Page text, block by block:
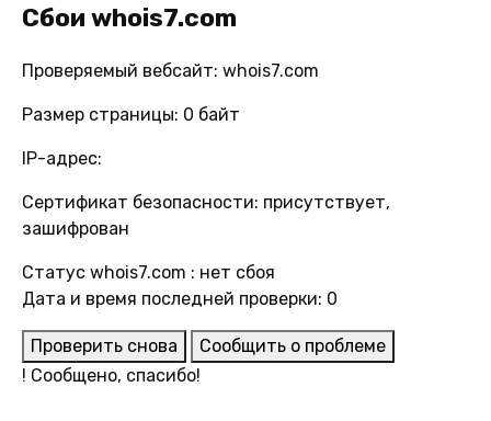
Сбои whois7.com
Проверяемый вебсайт: whois7.com
Размер страницы: 0 байт
IP-адрес:
Сертификат безопасности: присутствует,
зашифрован
Статус whois7.com : нет сбоя
Дата и время последней проверки: 0
Проверить снова
Сообщить о проблеме
! Сообщено, спасибо!